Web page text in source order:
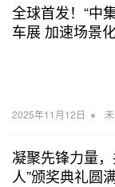
全球首发！“中
车展 加速场景
2025年11月12日 •
凝聚先锋力量
人”颁奖典礼圆